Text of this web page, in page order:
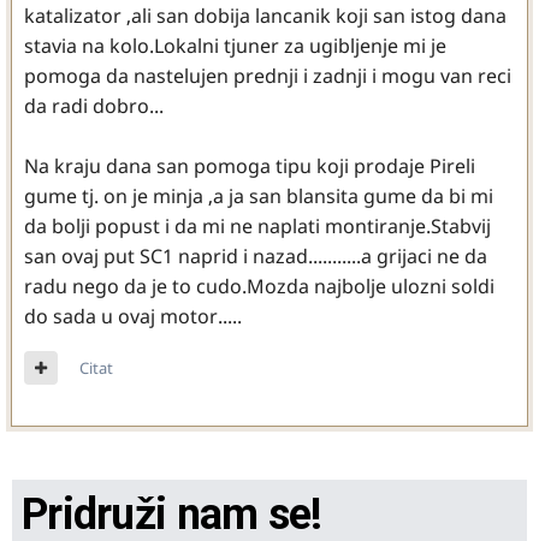
katalizator ,ali san dobija lancanik koji san istog dana
stavia na kolo.Lokalni tjuner za ugibljenje mi je
pomoga da nastelujen prednji i zadnji i mogu van reci
da radi dobro...
Na kraju dana san pomoga tipu koji prodaje Pireli
gume tj. on je minja ,a ja san blansita gume da bi mi
da bolji popust i da mi ne naplati montiranje.Stabvij
san ovaj put SC1 naprid i nazad...........a grijaci ne da
radu nego da je to cudo.Mozda najbolje ulozni soldi
do sada u ovaj motor.....
Citat
Pridruži nam se!